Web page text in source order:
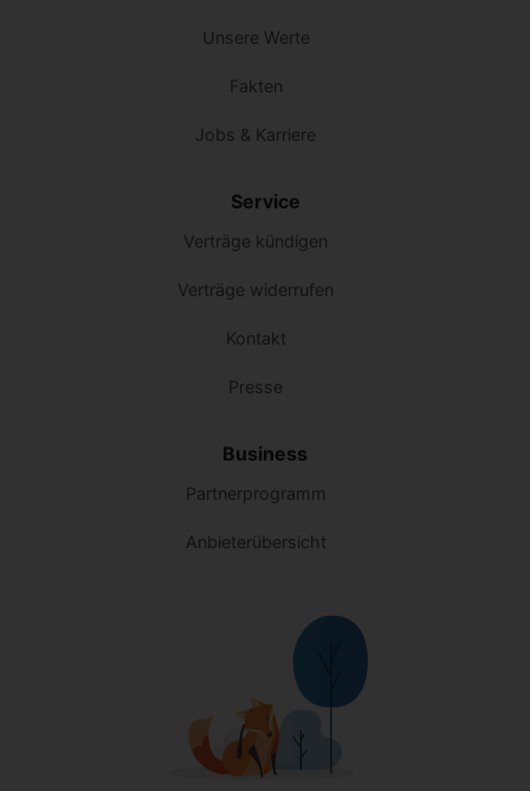
Unsere Werte
Fakten
Jobs & Karriere
Service
Verträge kündigen
Verträge widerrufen
Kontakt
Presse
Business
Partnerprogramm
Anbieterübersicht